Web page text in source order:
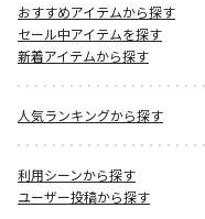
おすすめアイテムから探す
セール中アイテムを探す
新着アイテムから探す
人気ランキングから探す
利用シーンから探す
ユーザー投稿から探す